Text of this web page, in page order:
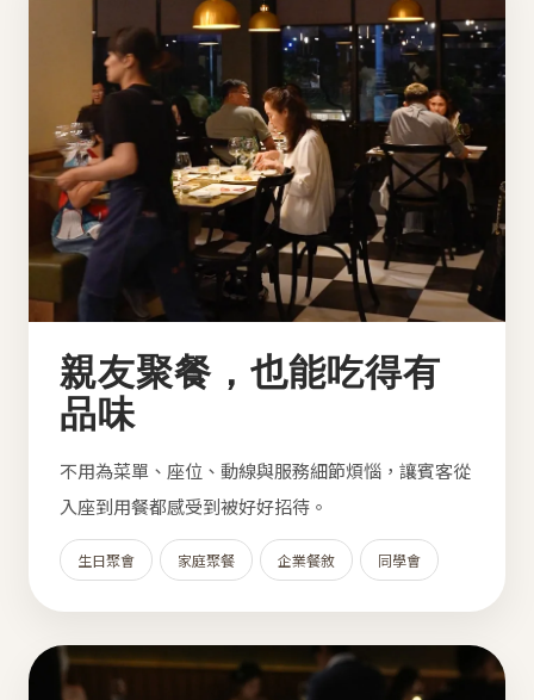
親友聚餐，也能吃得有
品味
不用為菜單、座位、動線與服務細節煩惱，讓賓客從
入座到用餐都感受到被好好招待。
生日聚會 家庭聚餐 企業餐敘 同學會